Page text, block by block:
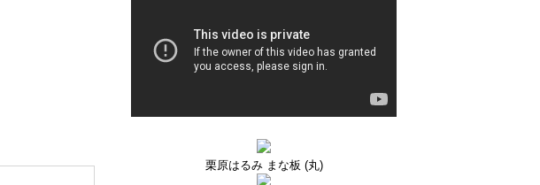
栗原はるみ まな板 (丸)